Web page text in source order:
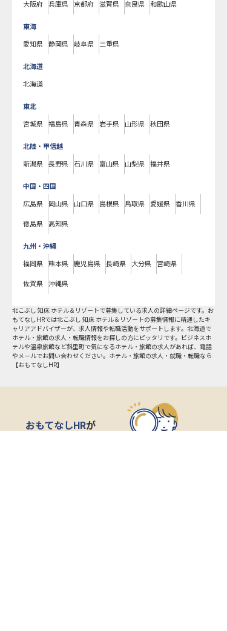
大阪府 兵庫県 京都府 滋賀県 奈良県 和歌山県
東海
愛知県 静岡県 岐阜県 三重県
北海道
北海道
東北
宮城県 福島県 青森県 岩手県 山形県 秋田県
北陸・甲信越
新潟県 長野県 石川県 富山県 山梨県 福井県
中国・四国
広島県 岡山県 山口県 島根県 鳥取県 愛媛県 香川県
徳島県 高知県
九州・沖縄
福岡県 熊本県 鹿児島県 長崎県 大分県 宮崎県
佐賀県 沖縄県
北こぶし 知床 ホテル＆リゾートで募集している求人の詳細ページです。お
もてなしHRでは北こぶし 知床 ホテル＆リゾートの募集情報に精通したキ
ャリアアドバイザーが、求人情報や転職活動をサポートします。北海道で
ホテル・旅館の求人・転職情報をお探しの方にピッタリです。ビジネスホ
テルや温泉旅館など斜里町で気になるホテル・旅館の求人があれば、電話
やメールでお問い合わせください。ホテル・旅館の求人・就職・転職なら
【おもてなしHR】
おもてなしHRが